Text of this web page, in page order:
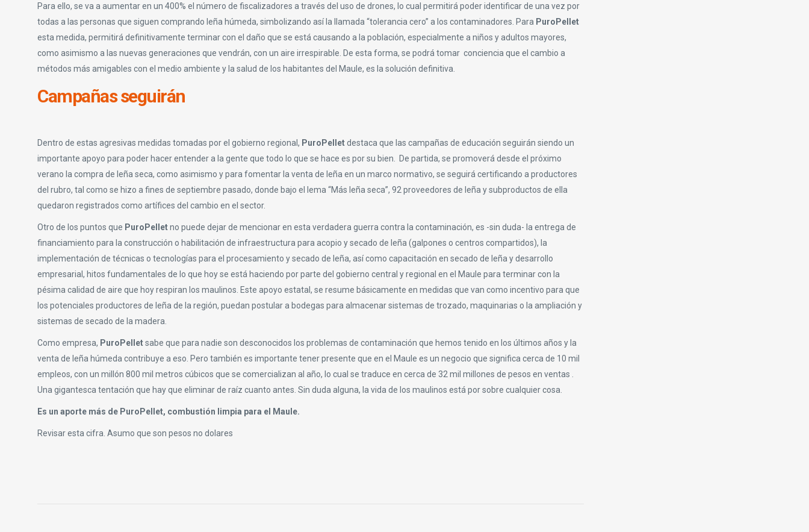
Para ello, se va a aumentar en un 400% el número de fiscalizadores a través del uso de drones, lo cual permitirá poder identificar de una vez por
todas a las personas que siguen comprando leña húmeda, simbolizando así la llamada “tolerancia cero” a los contaminadores. Para PuroPellet
esta medida, permitirá definitivamente terminar con el daño que se está causando a la población, especialmente a niños y adultos mayores,
como asimismo a las nuevas generaciones que vendrán, con un aire irrespirable. De esta forma, se podrá tomar conciencia que el cambio a
métodos más amigables con el medio ambiente y la salud de los habitantes del Maule, es la solución definitiva.
Campañas seguirán
Dentro de estas agresivas medidas tomadas por el gobierno regional, PuroPelletdestaca que las campañas de educación seguirán siendo un
importante apoyo para poder hacer entender a la gente que todo lo que se hace es por su bien. De partida, se promoverá desde el próximo
verano la compra de leña seca, como asimismo y para fomentar la venta de leña en un marco normativo, se seguirá certificando a productores
del rubro, tal como se hizo a fines de septiembre pasado, donde bajo el lema “Más leña seca”, 92 proveedores de leña y subproductos de ella
quedaron registrados como artífices del cambio en el sector.
Otro de los puntos que PuroPelletno puede dejar de mencionar en esta verdadera guerra contra la contaminación, es -sin duda- la entrega de
financiamiento para la construcción o habilitación de infraestructura para acopio y secado de leña (galpones o centros compartidos), la
implementación de técnicas o tecnologías para el procesamiento y secado de leña, así como capacitación en secado de leña y desarrollo
empresarial, hitos fundamentales de lo que hoy se está haciendo por parte del gobierno central y regional en el Maule para terminar con la
pésima calidad de aire que hoy respiran los maulinos. Este apoyo estatal, se resume básicamente en medidas que van como incentivo para que
los potenciales productores de leña de la región, puedan postular a bodegas para almacenar sistemas de trozado, maquinarias o la ampliación y
sistemas de secado de la madera.
Como empresa, PuroPelletsabe que para nadie son desconocidos los problemas de contaminación que hemos tenido en los últimos años y la
venta de leña húmeda contribuye a eso. Pero también es importante tener presente que en el Maule es un negocio que significa cerca de 10 mil
empleos, con un millón 800 mil metros cúbicos que se comercializan al año, lo cual se traduce en cerca de 32 mil millones de pesos en ventas .
Una gigantesca tentación que hay que eliminar de raíz cuanto antes. Sin duda alguna, la vida de los maulinos está por sobre cualquier cosa.
Es un aporte más de PuroPellet, combustión limpia para el Maule.
Revisar esta cifra. Asumo que son pesos no dolares